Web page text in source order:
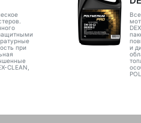
при
CLEAN,
и